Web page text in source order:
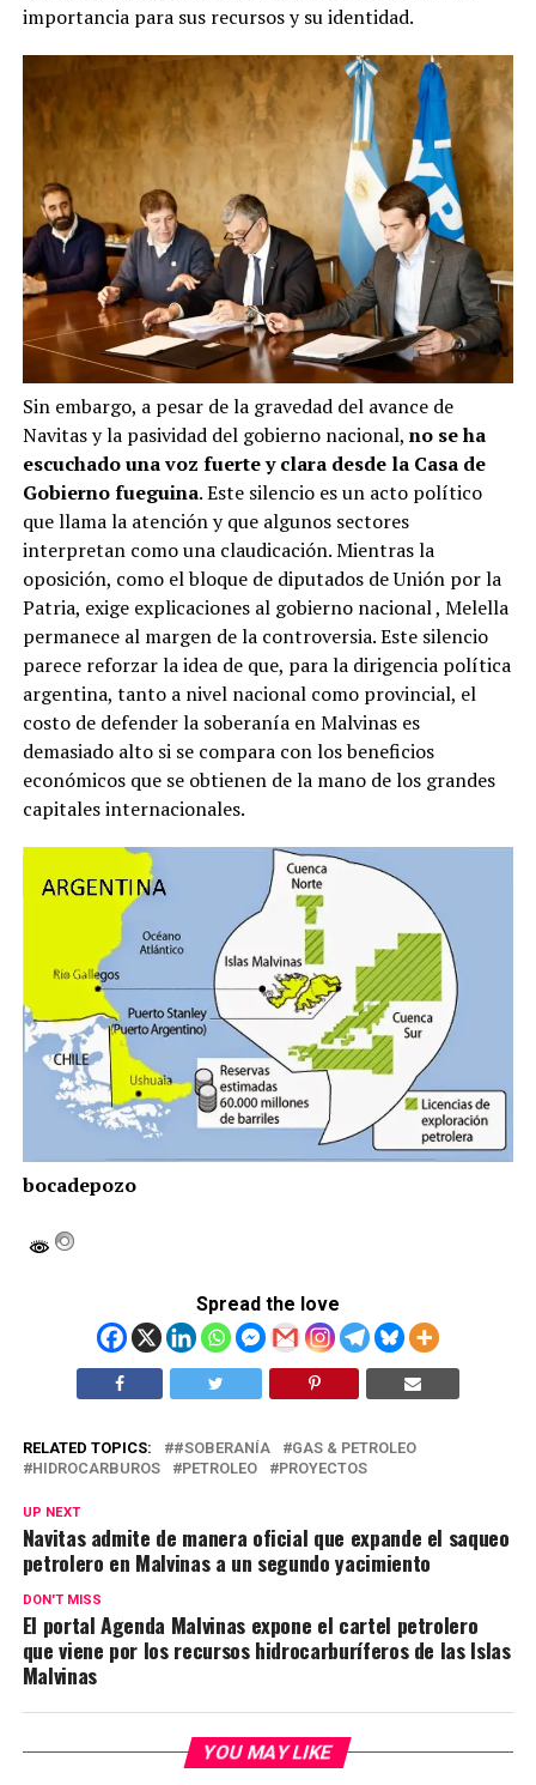
importancia para sus recursos y su identidad.
Sin embargo, a pesar de la gravedad del avance de
Navitas y la pasividad del gobierno nacional, no se ha
escuchado una voz fuerte y clara desde la Casa de
Gobierno fueguina. Este silencio es un acto político
que llama la atención y que algunos sectores
interpretan como una claudicación. Mientras la
oposición, como el bloque de diputados de Unión por la
Patria, exige explicaciones al gobierno nacional, Melella
permanece al margen de la controversia. Este silencio
parece reforzar la idea de que, para la dirigencia política
argentina, tanto a nivel nacional como provincial, el
costo de defender la soberanía en Malvinas es
demasiado alto si se compara con los beneficios
económicos que se obtienen de la mano de los grandes
capitales internacionales.
bocadepozo
Spread the love
RELATED TOPICS: #SOBERANÍA
GAS & PETROLEO
HIDROCARBUROS
PETROLEO PROYECTOS
UP NEXT
Navitas admite de manera oficial que expande el saqueo
petrolero en Malvinas a un segundo yacimiento
DON'T MISS
El portal Agenda Malvinas expone el cartel petrolero
que viene por los recursos hidrocarburíferos de las Islas
Malvinas
YOU MAY LIKE